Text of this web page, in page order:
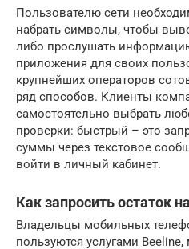
Пользователю сети
набрать символы, чтобы
либо прослушать
приложения для своих
крупнейших операторов
ряд способов. Клиенты
самостоятельно выбрать
проверки: быстрый – это
суммы через текстовое
войти в личный кабинет.
Как запросить остаток
Владельцы мобильных
пользуются услугами Beeline,